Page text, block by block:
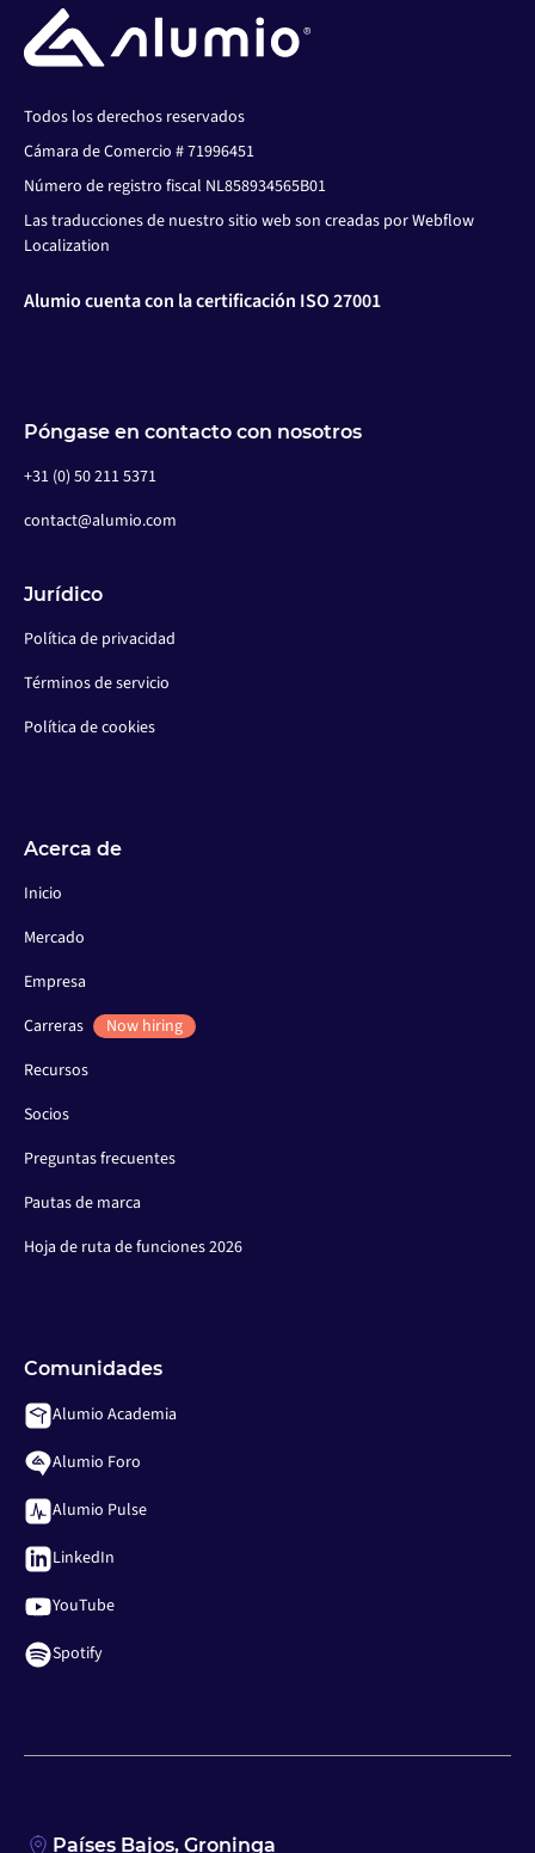
Todos los derechos reservados
Cámara de Comercio # 71996451
Número de registro fiscal NL858934565B01
Las traducciones de nuestro sitio web son creadas por Webflow
Localization
Alumio cuenta con la certificación ISO 27001
Póngase en contacto con nosotros
+31 (0) 50 211 5371
contact@alumio.com
Jurídico
Política de privacidad
Términos de servicio
Política de cookies
Acerca de
Inicio
Mercado
Empresa
Carreras
Now hiring
Recursos
Socios
Preguntas frecuentes
Pautas de marca
Hoja de ruta de funciones 2026
Comunidades
Alumio Academia
Alumio Foro
Alumio Pulse
LinkedIn
YouTube
Spotify
Países Bajos, Groninga